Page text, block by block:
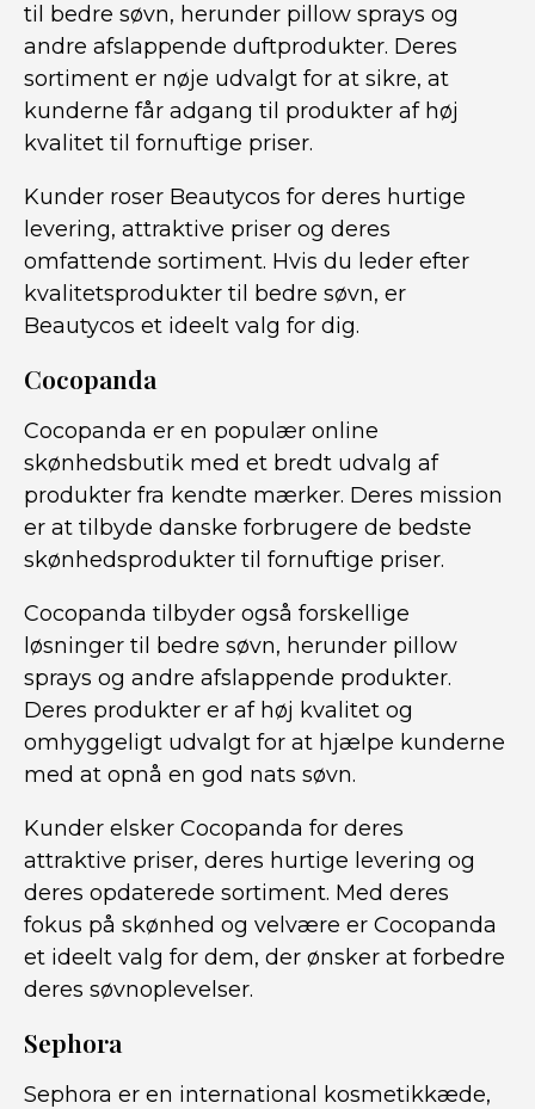
til bedre søvn, herunder pillow sprays og
andre afslappende duftprodukter. Deres
sortiment er nøje udvalgt for at sikre, at
kunderne får adgang til produkter af høj
kvalitet til fornuftige priser.
Kunder roser Beautycos for deres hurtige
levering, attraktive priser og deres
omfattende sortiment. Hvis du leder efter
kvalitetsprodukter til bedre søvn, er
Beautycos et ideelt valg for dig.
Cocopanda
Cocopanda er en populær online
skønhedsbutik med et bredt udvalg af
produkter fra kendte mærker. Deres mission
er at tilbyde danske forbrugere de bedste
skønhedsprodukter til fornuftige priser.
Cocopanda tilbyder også forskellige
løsninger til bedre søvn, herunder pillow
sprays og andre afslappende produkter.
Deres produkter er af høj kvalitet og
omhyggeligt udvalgt for at hjælpe kunderne
med at opnå en god nats søvn.
Kunder elsker Cocopanda for deres
attraktive priser, deres hurtige levering og
deres opdaterede sortiment. Med deres
fokus på skønhed og velvære er Cocopanda
et ideelt valg for dem, der ønsker at forbedre
deres søvnoplevelser.
Sephora
Sephora er en international kosmetikkæde,